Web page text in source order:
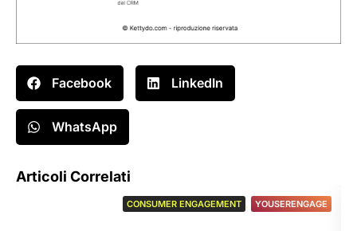
Facebook LinkedIn
WhatsApp
Articoli Correlati
CONSUMER ENGAGEMENT , YOUSERENGAGE